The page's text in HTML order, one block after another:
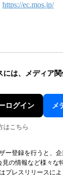
https://ec.mos.jp/
は、 メディア
ログイン
はこちら
メ
ー登録を行うと、企
の情報など様々な
プレスリリースによ